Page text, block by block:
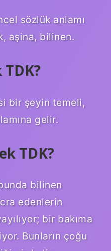
sözlük anlamı
aşina, bilinen.
bir şeyin temeli,
gelir.
TDK?
bilinen
edenlerin
bir bakıma
Bunların çoğu